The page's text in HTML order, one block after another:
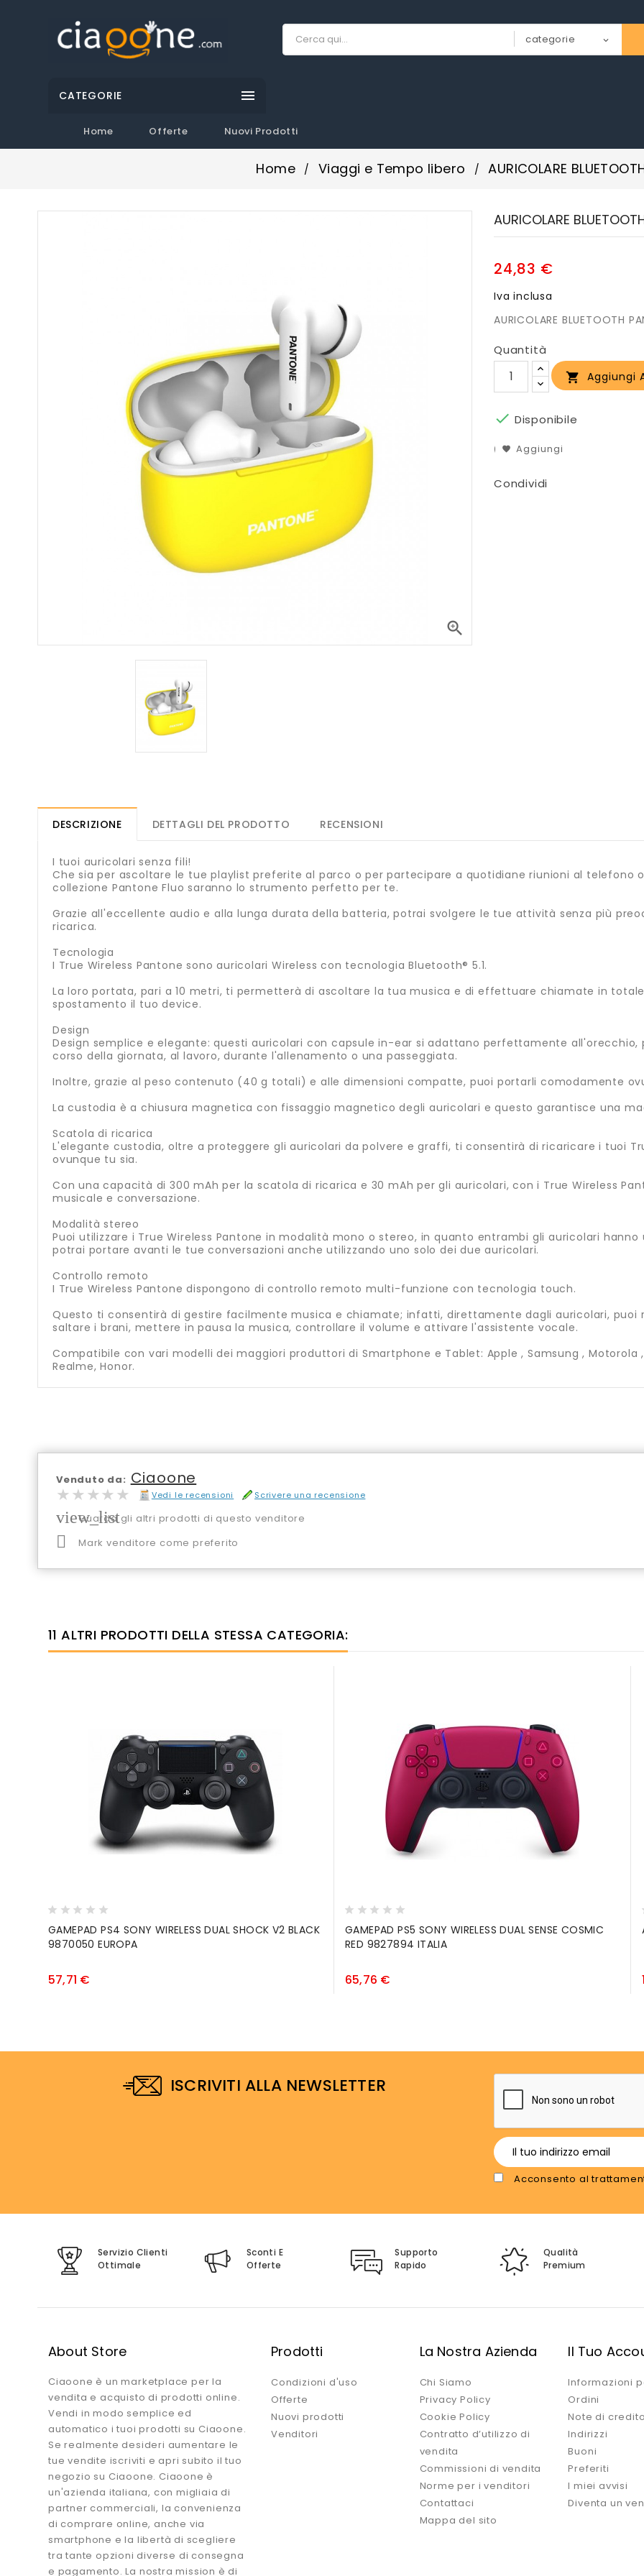
CATEGORIE 
Home Offerte Nuovi Prodotti
Home Viaggi e Tempo libero AURICOLARE

AURICOLARE
24,83 €
Iva inclusa
AURICOLARE BLUETOOTH
Quantità
 Aggiungi
 Disponibile
Aggiungi
Condividi
DESCRIZIONE DETTAGLI DEL PRODOTTO RECENSIONI
I tuoi auricolari senza fili!
Che sia per ascoltare le tue playlist preferite al parco o per partecipare a quotidiane riunioni al telefono
collezione Pantone Fluo saranno lo strumento perfetto per te.
Grazie all'eccellente audio e alla lunga durata della batteria, potrai svolgere le tue attività senza più
ricarica.
Tecnologia
I True Wireless Pantone sono auricolari Wireless con tecnologia Bluetooth® 5.1.
La loro portata, pari a 10 metri, ti permetterà di ascoltare la tua musica e di effettuare chiamate in
spostamento il tuo device.
Design
Design semplice e elegante: questi auricolari con capsule in-ear si adattano perfettamente
corso della giornata, al lavoro, durante l'allenamento o una passeggiata.
Inoltre, grazie al peso contenuto (40 g totali) e alle dimensioni compatte, puoi portarli comodamente
La custodia è a chiusura magnetica con fissaggio magnetico degli auricolari e questo garantisce una
Scatola di ricarica
L'elegante custodia, oltre a proteggere gli auricolari da polvere e graffi, ti consentirà di ricaricare i tuoi
ovunque tu sia.
Con una capacità di 300 mAh per la scatola di ricarica e 30 mAh per gli auricolari, con i True Wireless
musicale e conversazione.
Modalità stereo
Puoi utilizzare i True Wireless Pantone in modalità mono o stereo, in quanto entrambi gli auricolari
potrai portare avanti le tue conversazioni anche utilizzando uno solo dei due auricolari.
Controllo remoto
I True Wireless Pantone dispongono di controllo remoto multi-funzione con tecnologia touch.
Questo ti consentirà di gestire facilmente musica e chiamate; infatti, direttamente dagli auricolari, puoi
saltare i brani, mettere in pausa la musica, controllare il volume e attivare l'assistente vocale.
Compatibile con vari modelli dei maggiori produttori di Smartphone e Tablet: Apple , Samsung , Motorola ,
Realme, Honor.
Venduto da: Ciaoone
★★★★★
★★★★★ Vedi le recensioni Scrivere una recensione
view_list
Guarda gli altri prodotti di questo venditore
 Mark venditore come preferito
11 ALTRI PRODOTTI DELLA STESSA CATEGORIA:
GAMEPAD PS4 SONY WIRELESS DUAL SHOCK V2 BLACK
9870050 EUROPA
57,71 €
GAMEPAD PS5 SONY WIRELESS DUAL SENSE COSMIC
RED 9827894 ITALIA
65,76 €
ISCRIVITI ALLA NEWSLETTER
Acconsento al
Servizio Clienti
Ottimale
Sconti E
Offerte
Supporto
Rapido
Qualità
Premium
About Store
Ciaoone è un marketplace per la
vendita e acquisto di prodotti online.
Vendi in modo semplice ed
automatico i tuoi prodotti su Ciaoone.
Se realmente desideri aumentare le
tue vendite iscriviti e apri subito il tuo
negozio su Ciaoone. Ciaoone è
un'azienda italiana, con migliaia di
partner commerciali, la convenienza
di comprare online, anche via
smartphone e la libertà di scegliere
tra tante opzioni diverse di consegna
e pagamento. La nostra mission è di
Prodotti
Condizioni d'uso
Offerte
Nuovi prodotti
Venditori
La Nostra Azienda
Chi Siamo
Privacy Policy
Cookie Policy
Contratto d’utilizzo di
vendita
Commissioni di vendita
Norme per i venditori
Contattaci
Mappa del sito
Il Tuo
Informazioni
Ordini
Note di credito
Indirizzi
Buoni
Preferiti
I miei avvisi
Diventa un